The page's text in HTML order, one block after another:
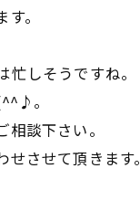
。
しそうですね。
。
談下さい。
させて頂きます。